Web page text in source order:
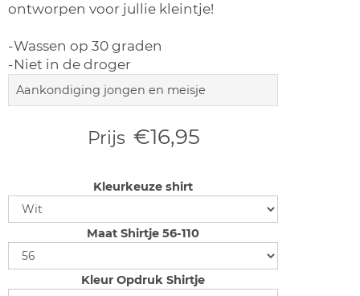
ontworpen voor jullie kleintje!
-Wassen op 30 graden
-Niet in de droger
Aankondiging jongen en meisje
Prijs €16,95
Kleurkeuze shirt
Maat Shirtje 56-110
Kleur Opdruk Shirtje